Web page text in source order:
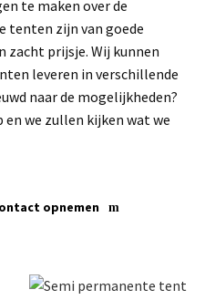
te maken over de
tenten zijn van goede
zacht prijsje. Wij kunnen
leveren in verschillende
naar de mogelijkheden?
we zullen kijken wat we
opnemen